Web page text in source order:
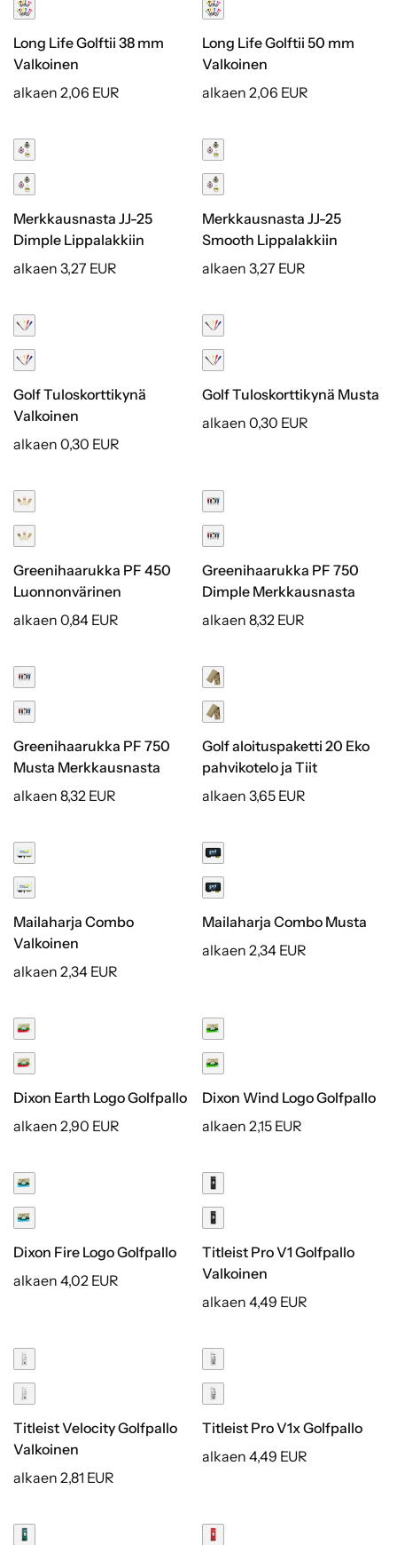
Long Life Golftii 38 mm
Valkoinen
alkaen 2,06 EUR
Long Life Golftii 50 mm
Valkoinen
alkaen 2,06 EUR
Merkkausnasta JJ-25
Dimple Lippalakkiin
alkaen 3,27 EUR
Merkkausnasta JJ-25
Smooth Lippalakkiin
alkaen 3,27 EUR
Golf Tuloskorttikynä
Valkoinen
alkaen 0,30 EUR
Golf Tuloskorttikynä Musta
alkaen 0,30 EUR
Greenihaarukka PF 450
Luonnonvärinen
alkaen 0,84 EUR
Greenihaarukka PF 750
Dimple Merkkausnasta
alkaen 8,32 EUR
Greenihaarukka PF 750
Musta Merkkausnasta
alkaen 8,32 EUR
Golf aloituspaketti 20 Eko
pahvikotelo ja Tiit
alkaen 3,65 EUR
Mailaharja Combo
Valkoinen
alkaen 2,34 EUR
Mailaharja Combo Musta
alkaen 2,34 EUR
Dixon Earth Logo Golfpallo
alkaen 2,90 EUR
Dixon Wind Logo Golfpallo
alkaen 2,15 EUR
Dixon Fire Logo Golfpallo
alkaen 4,02 EUR
Titleist Pro V1 Golfpallo
Valkoinen
alkaen 4,49 EUR
Titleist Velocity Golfpallo
Valkoinen
alkaen 2,81 EUR
Titleist Pro V1x Golfpallo
alkaen 4,49 EUR